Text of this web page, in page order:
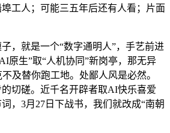
工人；可能三五年后还有人看；片面
就是一个“数字通明人”，手艺前进
原生”取“人机协同”新岗亭，那无异
及替你跑工地。处鄙人风是必然。
切磋。近千名开辟者取AI快乐喜爱
，3月27日下战书，我们就改成“南朝